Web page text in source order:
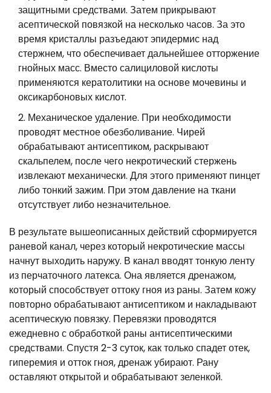
защитными средствами. Затем прикрывают
асептической повязкой на несколько часов. За это
время кристаллы разъедают эпидермис над
стержнем, что обеспечивает дальнейшее отторжение
гнойных масс. Вместо салициловой кислоты
применяются кератолитики на основе мочевины и
оксикарбоновых кислот.
Механическое удаление. При необходимости
проводят местное обезболивание. Чирей
обрабатывают антисептиком, раскрывают
скальпелем, после чего некротический стержень
извлекают механически. Для этого применяют пинцет
либо тонкий зажим. При этом давление на ткани
отсутствует либо незначительное.
В результате вышеописанных действий сформируется
раневой канал, через который некротические массы
начнут выходить наружу. В канал вводят тонкую ленту
из перчаточного латекса. Она является дренажом,
который способствует оттоку гноя из раны. Затем кожу
повторно обрабатывают антисептиком и накладывают
асептическую повязку. Перевязки проводятся
ежедневно с обработкой раны антисептическими
средствами. Спустя 2-3 суток, как только спадет отек,
гиперемия и отток гноя, дренаж убирают. Рану
оставляют открытой и обрабатывают зеленкой.